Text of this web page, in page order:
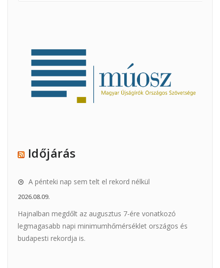
Időjárás
A pénteki nap sem telt el rekord nélkül
2026.08.09.
Hajnalban megdőlt az augusztus 7-ére vonatkozó
legmagasabb napi minimumhőmérséklet országos és
budapesti rekordja is.